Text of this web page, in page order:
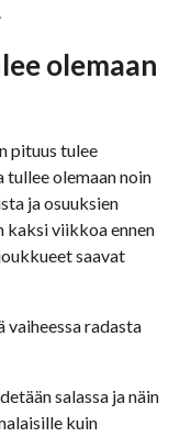
olemaan
pituus tulee
olemaan noin
ja osuuksien
kaksi viikkoa ennen
saavat
vaiheessa radasta
salassa ja näin
kuin